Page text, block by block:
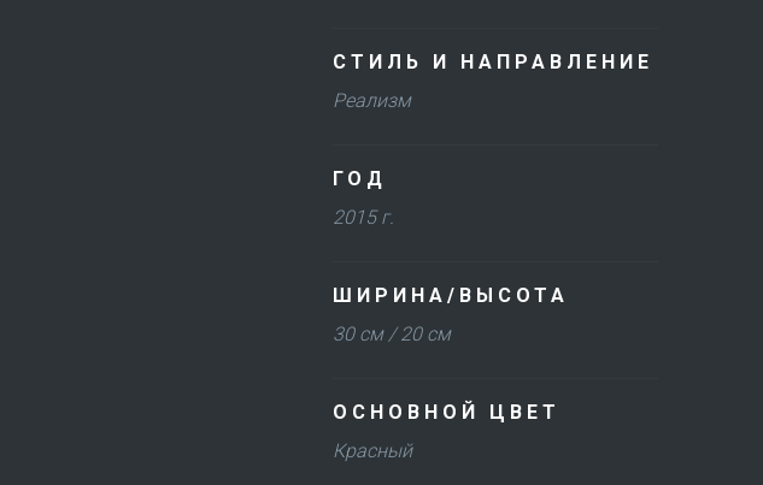
СТИЛЬ И НАПРАВЛЕНИЕ
Реализм
ГОД
2015 г.
ШИРИНА/ВЫСОТА
30 см / 20 см
ОСНОВНОЙ ЦВЕТ
Красный